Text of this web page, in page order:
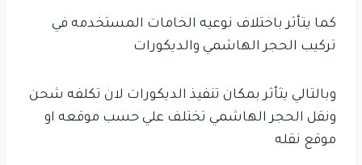
كما يتأثر باختلاف نوعيه الخامات المستخدمه في
تركيب الحجر الهاشمي والديكورات
وبالتالي يثأثر بمكان تنفيذ الديكورات لان تكلفه شحن
ونقل الحجر الهاشمي تختلف علي حسب موقعه او
موقع نقله